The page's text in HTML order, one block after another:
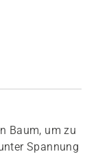
Baum, um zu
Spannung